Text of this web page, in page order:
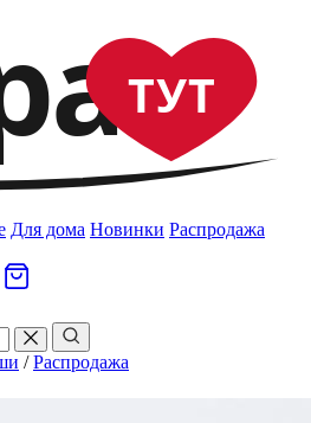
ТУТ
Для дома Новинки Распродажа
/ Распродажа